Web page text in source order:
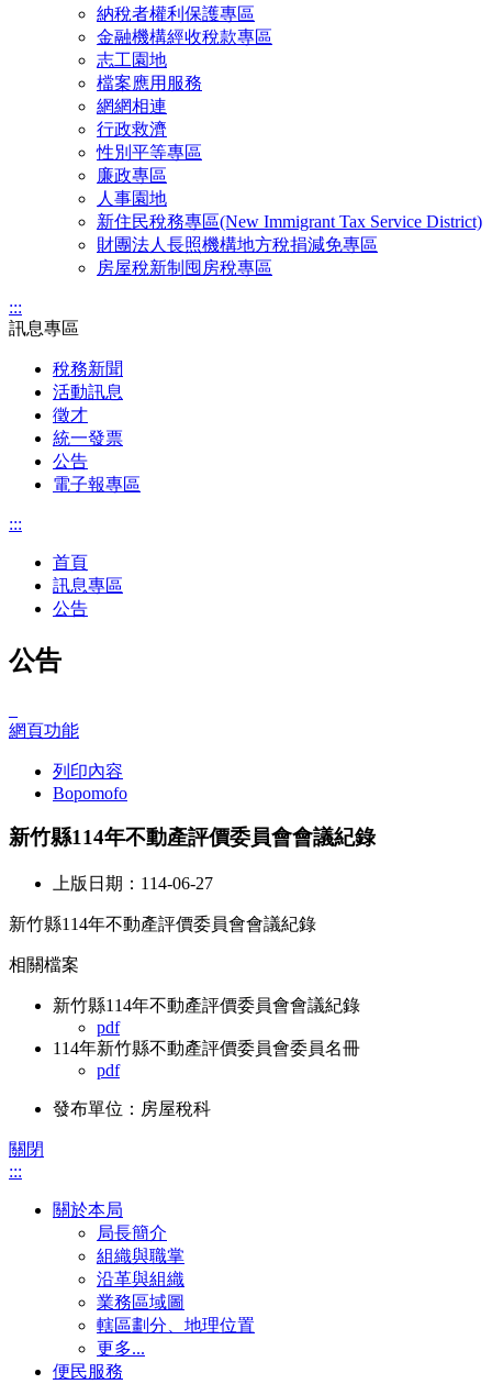
納稅者權利保護專區
金融機構經收稅款專區
志工園地
檔案應用服務
網網相連
行政救濟
性別平等專區
廉政專區
人事園地
新住民稅務專區(New Immigrant Tax Service District)
財團法人長照機構地方稅捐減免專區
房屋稅新制囤房稅專區
:::
訊息專區
稅務新聞
活動訊息
徵才
統一發票
公告
電子報專區
:::
首頁
訊息專區
公告
公告
網頁功能
列印內容
Bopomofo
新竹縣114年不動產評價委員會會議紀錄
上版日期：114-06-27
新竹縣114年不動產評價委員會會議紀錄
相關檔案
新竹縣114年不動產評價委員會會議紀錄
pdf
114年新竹縣不動產評價委員會委員名冊
pdf
發布單位：房屋稅科
關閉
:::
關於本局
局長簡介
組織與職掌
沿革與組織
業務區域圖
轄區劃分、地理位置
更多...
便民服務